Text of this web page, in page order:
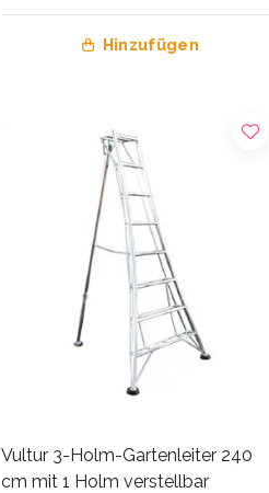
Hinzufügen
Vultur 3-Holm-Gartenleiter 240
cm mit 1 Holm verstellbar